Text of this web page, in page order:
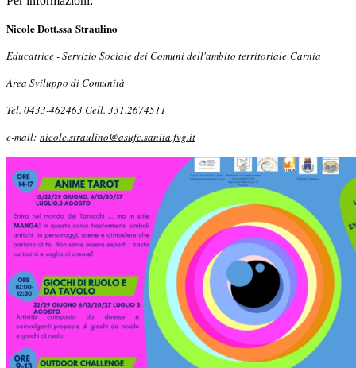
Nicole Dott.ssa Straulino
Educatrice - Servizio Sociale dei Comuni dell'ambito territoriale Carnia
Area Sviluppo di Comunità
Tel. 0433-462463 Cell. 331.2674511
e-mail: nicole.straulino@asufc.sanita.fvg.it